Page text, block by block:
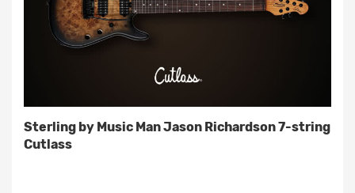
Sterling by Music Man Jason Richardson 7-string
Cutlass